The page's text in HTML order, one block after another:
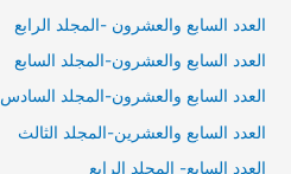
العدد السابع والعشرون -المجلد الرابع
العدد السابع والعشرون-المجلد السابع
العدد السابع والعشرون-المجلد السادس
العدد السابع والعشرين-المجلد الثالث
العدد السابع- المجلد الرابع